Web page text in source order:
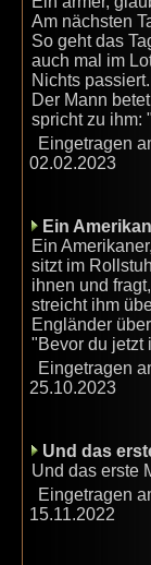
Am nächsten
So geht das
auch mal im
Nichts passiert.
Der Mann
spricht zu ihm:
Eingetragen
02.02.2023
Ein
Ein
sitzt im
ihnen und
streicht ihm
Engländer
"Bevor du jetzt
Eingetragen
25.10.2023
Und das
Und das erste
Eingetragen
15.11.2022